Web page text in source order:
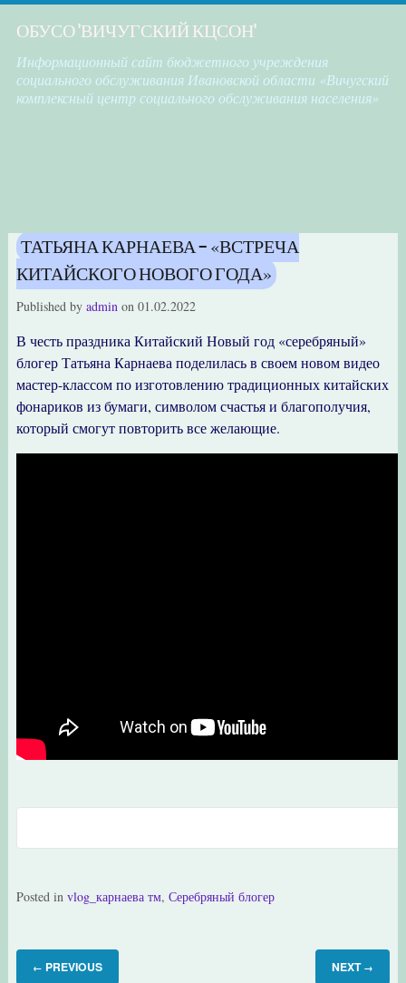
ОБУСО "ВИЧУГСКИЙ КЦСОН"
Информационный сайт бюджетного учреждения
социального обслуживания Ивановской области «Вичугский
комплексный центр социального обслуживания населения»
ТАТЬЯНА КАРНАЕВА — «ВСТРЕЧА
КИТАЙСКОГО НОВОГО ГОДА»
Published by adminon 01.02.2022
В честь праздника Китайский Новый год «серебряный»
блогер Татьяна Карнаева поделилась в своем новом видео
мастер-классом по изготовлению традиционных китайских
фонариков из бумаги, символом счастья и благополучия,
который смогут повторить все желающие.
Posted in vlog_карнаева тм, Серебряный блогер
← PREVIOUS NEXT →